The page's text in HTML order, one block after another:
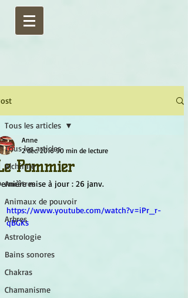
Tous les articles
Alchimie
Ancêtres
Animaux de pouvoir
Arbres
Astrologie
Bains sonores
Chakras
Chamanisme
Tous les articles
Pommier
Anne
2 déc. 2016 90 min de lecture
mise à jour : 26 janv.
https://www.youtube.com/watch?v=iPr_r-
qBGKs